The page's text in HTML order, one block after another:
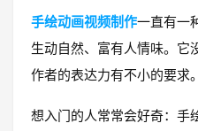
手绘动画视频制作一直有一
生动自然、富有人情味。它
作者的表达力有不小的要求。
想入门的人常常会好奇：手